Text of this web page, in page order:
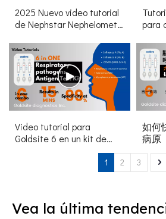
2025 Nuevo video tutorial
de Nephstar Nephelometry
para
Video tutorial para
Goldsite 6 en un kit de
prueba combinada de
patógenos respiratorios
如何
病原
速測
1 2 3
Vea la última